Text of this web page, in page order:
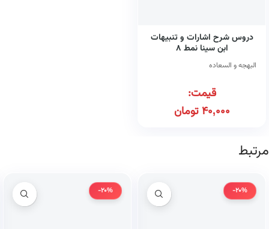
دروس شرح اشارات و تنبیهات
ابن سینا نمط ۸
البهجه و السعاده
قیمت:
40,000تومان
مرتبط
-20%
-20%